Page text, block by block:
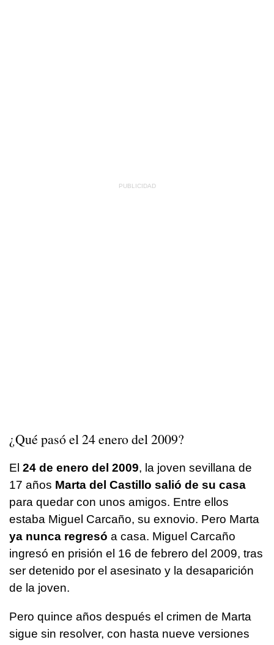
¿Qué pasó el 24 enero del 2009?
El 24 de enero del 2009, la joven sevillana de
17 años Marta del Castillo salió de su casa
para quedar con unos amigos. Entre ellos
estaba Miguel Carcaño, su exnovio. Pero Marta
ya nunca regresó a casa. Miguel Carcaño
ingresó en prisión el 16 de febrero del 2009, tras
ser detenido por el asesinato y la desaparición
de la joven.
Pero quince años después el crimen de Marta
sigue sin resolver, con hasta nueve versiones